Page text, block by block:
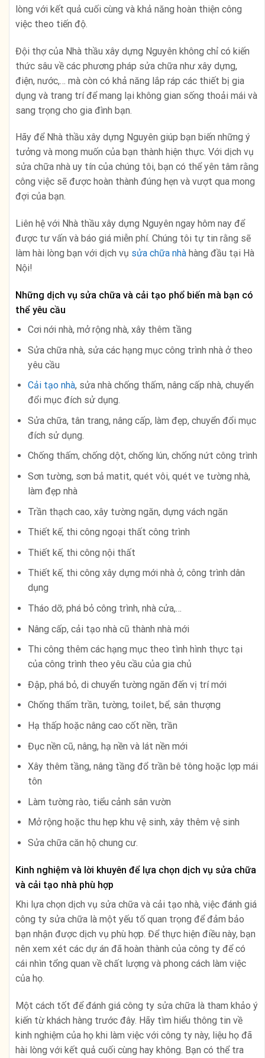
lòng với kết quả cuối cùng và khả năng hoàn thiện công
việc theo tiến độ.
Đội thợ của Nhà thầu xây dựng Nguyên không chỉ có kiến
thức sâu về các phương pháp sửa chữa như xây dựng,
điện, nước,… mà còn có khả năng lắp ráp các thiết bị gia
dụng và trang trí để mang lại không gian sống thoải mái và
sang trọng cho gia đình bạn.
Hãy để Nhà thầu xây dựng Nguyên giúp bạn biến những ý
tưởng và mong muốn của bạn thành hiện thực. Với dịch vụ
sửa chữa nhà uy tín của chúng tôi, bạn có thể yên tâm rằng
công việc sẽ được hoàn thành đúng hẹn và vượt qua mong
đợi của bạn.
Liên hệ với Nhà thầu xây dựng Nguyên ngay hôm nay để
được tư vấn và báo giá miễn phí. Chúng tôi tự tin rằng sẽ
làm hài lòng bạn với dịch vụ sửa chữa nhà hàng đầu tại Hà
Nội!
Những dịch vụ sửa chữa và cải tạo phổ biến mà bạn có
thể yêu cầu
Cơi nới nhà, mở rộng nhà, xây thêm tầng
Sửa chữa nhà, sửa các hạng mục công trình nhà ở theo
yêu cầu
Cải tạo nhà, sửa nhà chống thấm, nâng cấp nhà, chuyển
đổi mục đích sử dụng.
Sửa chữa, tân trang, nâng cấp, làm đẹp, chuyển đổi mục
đích sử dụng.
Chống thấm, chống dột, chống lún, chống nứt công trình
Sơn tường, sơn bả matit, quét vôi, quét ve tường nhà,
làm đẹp nhà
Trần thạch cao, xây tường ngăn, dựng vách ngăn
Thiết kế, thi công ngoại thất công trình
Thiết kế, thi công nội thất
Thiết kế, thi công xây dựng mới nhà ở, công trình dân
dụng
Tháo dỡ, phá bỏ công trình, nhà cửa,…
Nâng cấp, cải tạo nhà cũ thành nhà mới
Thi công thêm các hạng mục theo tình hình thực tại
của công trình theo yêu cầu của gia chủ
Đập, phá bỏ, di chuyển tường ngăn đến vị trí mới
Chống thấm trần, tường, toilet, bể, sân thượng
Hạ thấp hoặc nâng cao cốt nền, trần
Đục nền cũ, nâng, hạ nền và lát nền mới
Xây thêm tầng, nâng tầng đổ trần bê tông hoặc lợp mái
tôn
Làm tường rào, tiểu cảnh sân vườn
Mở rộng hoặc thu hẹp khu vệ sinh, xây thêm vệ sinh
Sửa chữa căn hộ chung cư.
Kinh nghiệm và lời khuyên để lựa chọn dịch vụ sửa chữa
và cải tạo nhà phù hợp
Khi lựa chọn dịch vụ sửa chữa và cải tạo nhà, việc đánh giá
công ty sửa chữa là một yếu tố quan trọng để đảm bảo
bạn nhận được dịch vụ phù hợp. Để thực hiện điều này, bạn
nên xem xét các dự án đã hoàn thành của công ty để có
cái nhìn tổng quan về chất lượng và phong cách làm việc
của họ.
Một cách tốt để đánh giá công ty sửa chữa là tham khảo ý
kiến từ khách hàng trước đây. Hãy tìm hiểu thông tin về
kinh nghiệm của họ khi làm việc với công ty này, liệu họ đã
hài lòng với kết quả cuối cùng hay không. Bạn có thể tra